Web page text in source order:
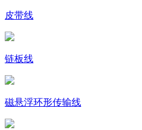
皮带线
链板线
磁悬浮环形传输线